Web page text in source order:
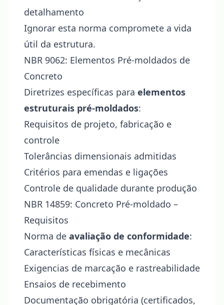
detalhamento
Ignorar esta norma compromete a vida
útil da estrutura.
NBR 9062: Elementos Pré-moldados de
Concreto
Diretrizes específicas para elementos
estruturais pré-moldados:
Requisitos de projeto, fabricação e
controle
Tolerâncias dimensionais admitidas
Critérios para emendas e ligações
Controle de qualidade durante produção
NBR 14859: Concreto Pré-moldado –
Requisitos
Norma de avaliação de conformidade:
Características físicas e mecânicas
Exigencias de marcação e rastreabilidade
Ensaios de recebimento
Documentação obrigatória (certificados,